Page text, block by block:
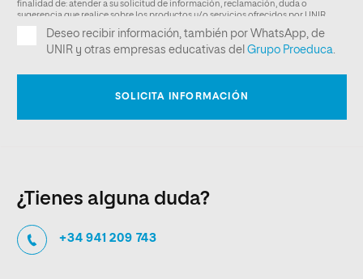
¿Tienes alguna duda?
+34 941 209 743